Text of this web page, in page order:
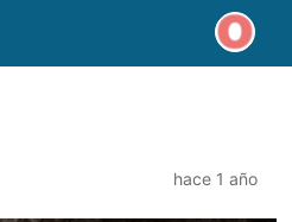
hace 1 año